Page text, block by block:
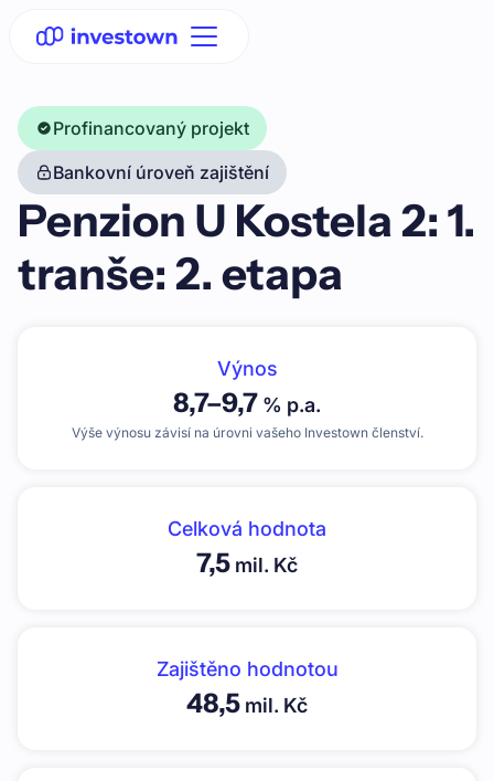
Profinancovaný projekt
Bankovní úroveň zajištění
Penzion U Kostela 2: 1.
tranše: 2. etapa
Výnos
8,7–9,7 % p.a.
Výše výnosu závisí na úrovni vašeho Investown členství.
Celková hodnota
7,5 mil. Kč
Zajištěno hodnotou
48,5 mil. Kč